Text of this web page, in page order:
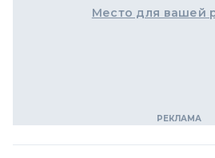
Место для вашей